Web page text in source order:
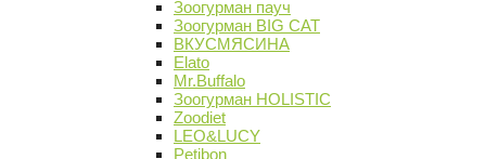
Зоогурман пауч
Зоогурман BIG CAT
ВКУСМЯСИНА
Elato
Mr.Buffalo
Зоогурман HOLISTIC
Zoodiet
LEO&LUCY
Petibon